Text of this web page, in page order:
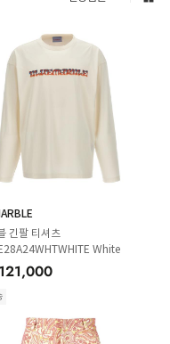
긴팔 티셔츠
White
121,000